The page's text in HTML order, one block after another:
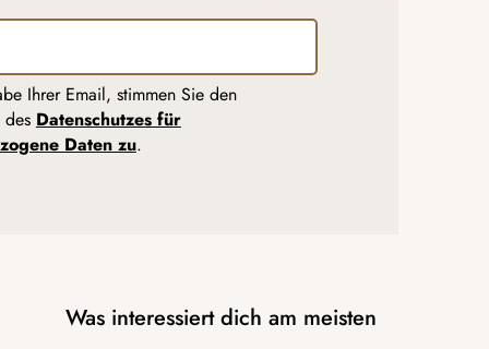
Ihrer Email, stimmen Sie den
Datenschutzes für
Daten zu.
Was interessiert dich am meisten